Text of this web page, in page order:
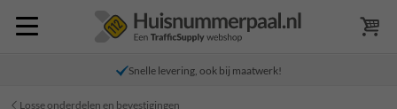
Snelle levering, ook bij maatwerk!
Losse onderdelen en bevestigingen